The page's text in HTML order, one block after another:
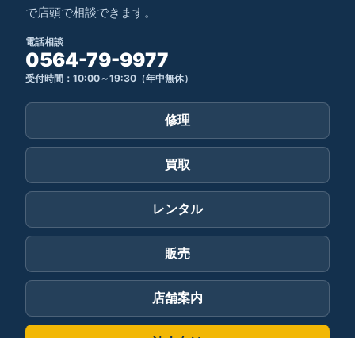
で店頭で相談できます。
電話相談
0564-79-9977
受付時間：10:00～19:30（年中無休）
修理
買取
レンタル
販売
店舗案内